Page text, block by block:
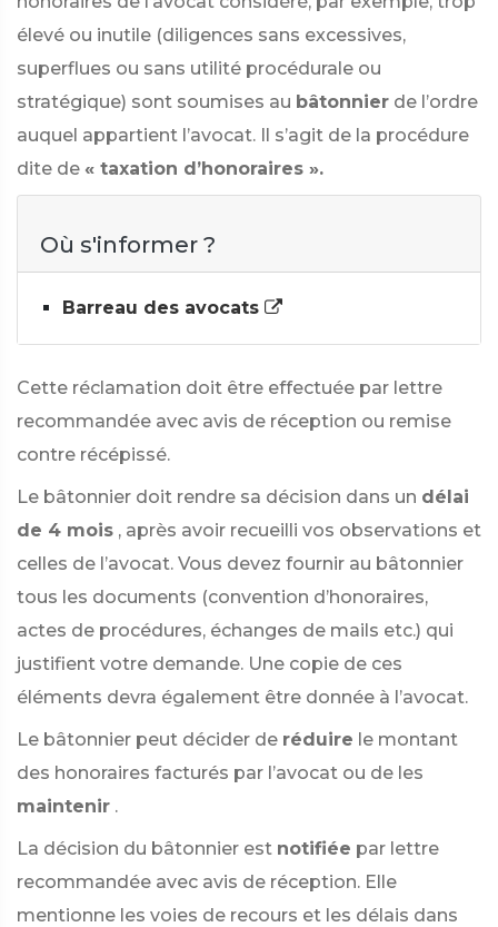
élevé ou inutile (diligences sans excessives,
superflues ou sans utilité procédurale ou
stratégique) sont soumises au bâtonnier de l’ordre
auquel appartient l’avocat. Il s’agit de la procédure
dite de « taxation d’honoraires ».
Où s'informer ?
Barreau des avocats
Cette réclamation doit être effectuée par lettre
recommandée avec avis de réception ou remise
contre récépissé.
Le bâtonnier doit rendre sa décision dans un délai
de 4 mois , après avoir recueilli vos observations et
celles de l’avocat. Vous devez fournir au bâtonnier
tous les documents (convention d’honoraires,
actes de procédures, échanges de mails etc.) qui
justifient votre demande. Une copie de ces
éléments devra également être donnée à l’avocat.
Le bâtonnier peut décider de réduire le montant
des honoraires facturés par l’avocat ou de les
maintenir .
La décision du bâtonnier est notifiée par lettre
recommandée avec avis de réception. Elle
mentionne les voies de recours et les délais dans